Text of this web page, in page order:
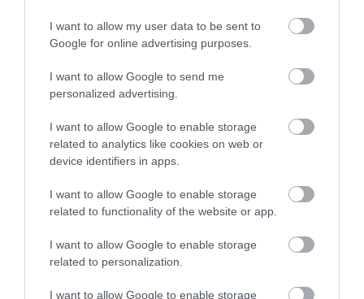
I want to allow my user data to be sent to
Google for online advertising purposes.
I want to allow Google to send me
personalized advertising.
I want to allow Google to enable storage
related to analytics like cookies on web or
device identifiers in apps.
I want to allow Google to enable storage
related to functionality of the website or app.
I want to allow Google to enable storage
related to personalization.
I want to allow Google to enable storage
14.07.2026 15:01
Το καλοκαιρινό φρούτο που μπορεί να
κρύβει κίνδυνο δηλητηρίασης: Το λάθος
που κάνουν όλοι πριν το φάνε